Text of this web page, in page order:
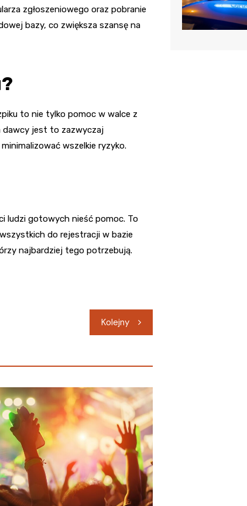
zgłoszeniowego oraz pobranie
bazy, co zwiększa szansę na
to nie tylko pomoc w walce z
dawcy jest to zazwyczaj
wszelkie ryzyko.
ludzi gotowych nieść pomoc. To
do rejestracji w bazie
najbardziej tego potrzebują.
Kolejny